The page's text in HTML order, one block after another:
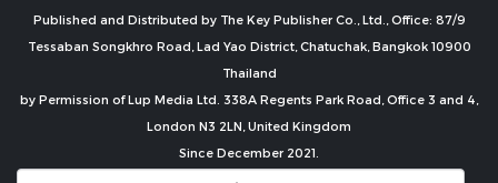
Published and Distributed by The Key Publisher Co., Ltd., Office: 87/9
Tessaban Songkhro Road, Lad Yao District, Chatuchak, Bangkok 10900
Thailand
by Permission of Lup Media Ltd. 338A Regents Park Road, Office 3 and 4,
London N3 2LN, United Kingdom
Since December 2021.